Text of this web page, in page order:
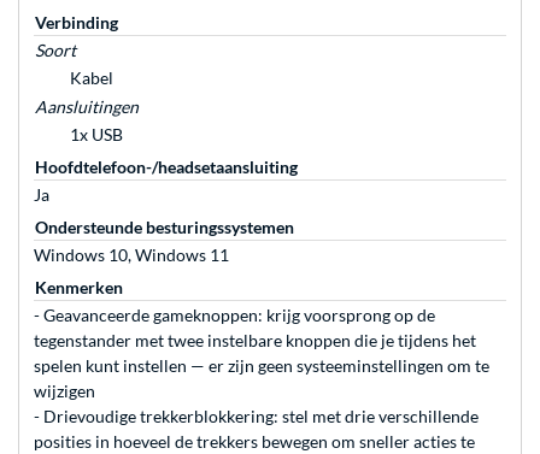
Verbinding
Soort
Kabel
Aansluitingen
1x USB
Hoofdtelefoon-/headsetaansluiting
Ja
Ondersteunde besturingssystemen
Windows 10, Windows 11
Kenmerken
- Geavanceerde gameknoppen: krijg voorsprong op de
tegenstander met twee instelbare knoppen die je tijdens het
spelen kunt instellen — er zijn geen systeeminstellingen om te
wijzigen
- Drievoudige trekkerblokkering: stel met drie verschillende
posities in hoeveel de trekkers bewegen om sneller acties te